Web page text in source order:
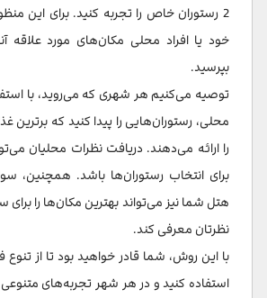
2 رستوران خاص را تجربه کنید. برای این
خود یا افراد محلی مکان‌های مورد علاقه
بپرسید.
توصیه می‌کنیم هر شهری که می‌روید، با
محلی، رستوران‌هایی را پیدا کنید که برترین
را ارائه می‌دهند. دریافت نظرات محلیان
برای انتخاب رستوران‌ها باشد. همچنین،
هتل شما نیز می‌تواند بهترین مکان‌ها را برای
نظرتان معرفی کند.
با این روش، شما قادر خواهید بود تا از
استفاده کنید و در هر شهر تجربه‌های